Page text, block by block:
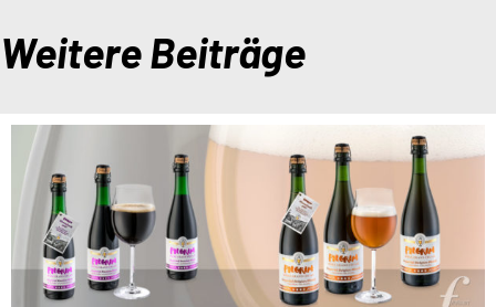
Weitere Beiträge